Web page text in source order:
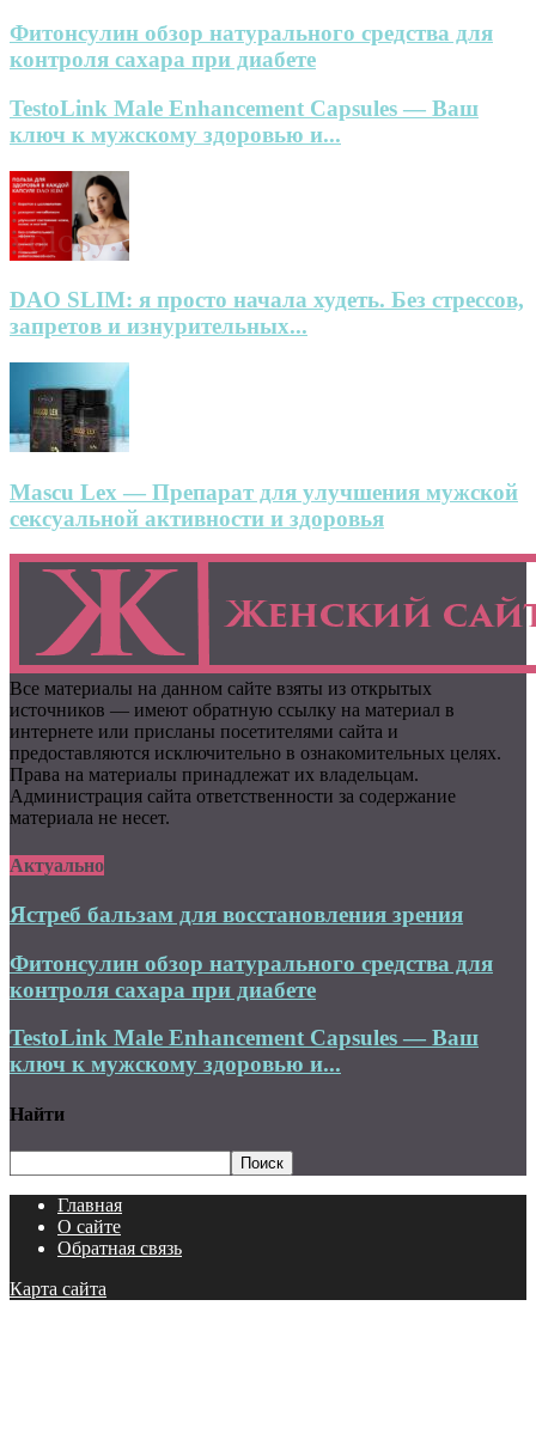
Фитонсулин обзор натурального средства для
контроля сахара при диабете
TestoLink Male Enhancement Capsules — Ваш
ключ к мужскому здоровью и...
DAO SLIM: я просто начала худеть. Без стрессов,
запретов и изнурительных...
Mascu Lex — Препарат для улучшения мужской
сексуальной активности и здоровья
Все материалы на данном сайте взяты из открытых
источников — имеют обратную ссылку на материал в
интернете или присланы посетителями сайта и
предоставляются исключительно в ознакомительных целях.
Права на материалы принадлежат их владельцам.
Администрация сайта ответственности за содержание
материала не несет.
Актуально
Ястреб бальзам для восстановления зрения
Фитонсулин обзор натурального средства для
контроля сахара при диабете
TestoLink Male Enhancement Capsules — Ваш
ключ к мужскому здоровью и...
Найти
Главная
О сайте
Обратная связь
Карта сайта